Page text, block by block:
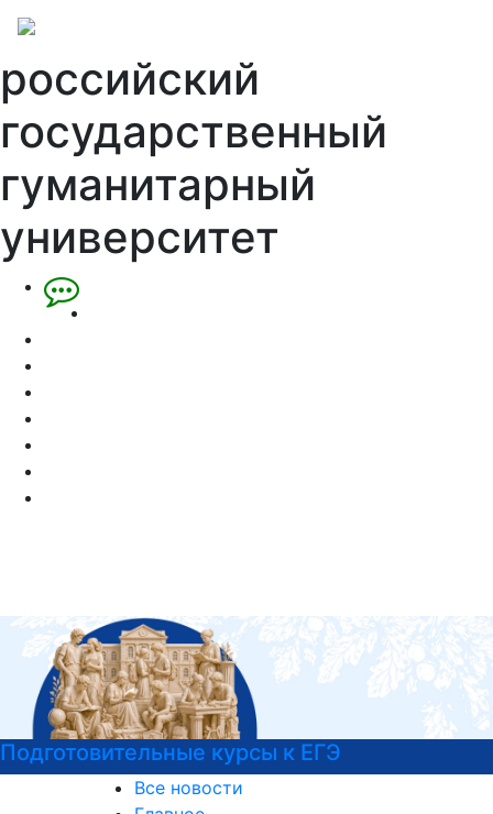
российский
государственный
гуманитарный
университет
РГГУ — территория вежливости
Все новости